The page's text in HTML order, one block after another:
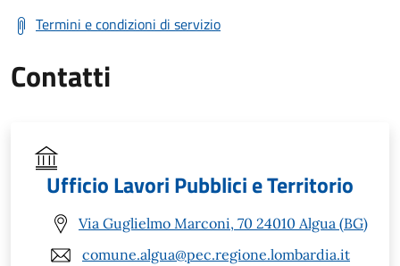
Termini e condizioni di servizio
Contatti
Ufficio Lavori Pubblici e Territorio
Via Guglielmo Marconi, 70 24010 Algua (BG)
comune.algua@pec.regione.lombardia.it